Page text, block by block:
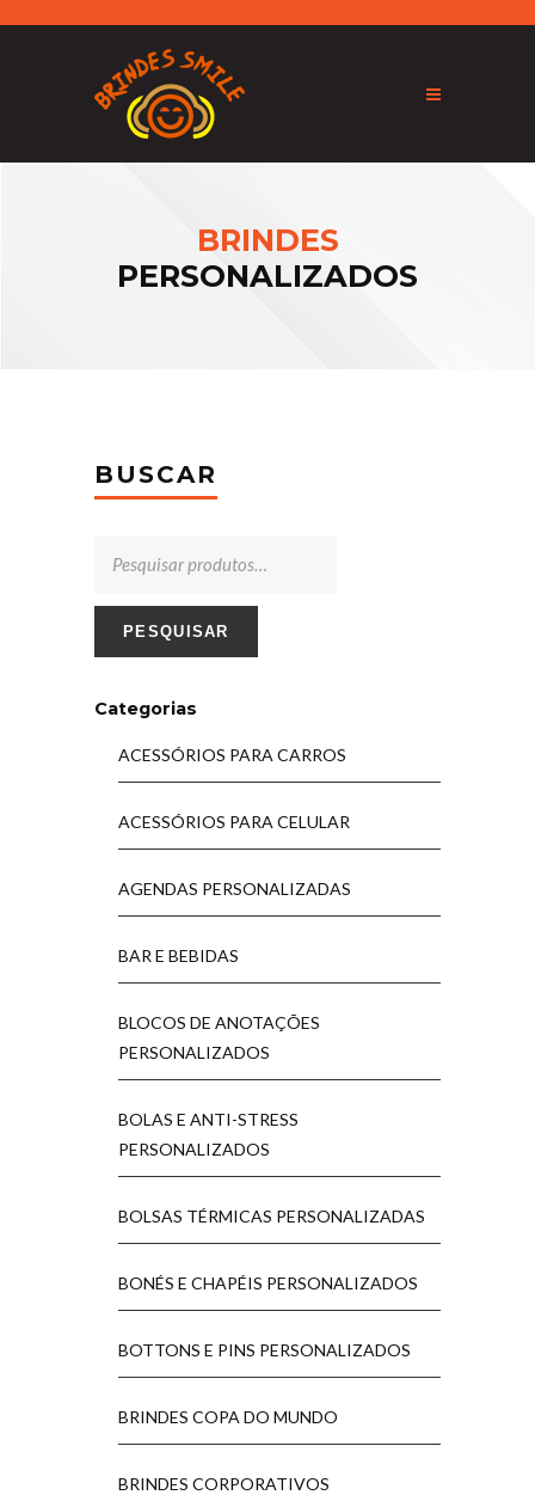
BRINDES
PERSONALIZADOS
BUSCAR
PESQUISAR
Categorias
ACESSÓRIOS PARA CARROS
ACESSÓRIOS PARA CELULAR
AGENDAS PERSONALIZADAS
BAR E BEBIDAS
BLOCOS DE ANOTAÇÕES
PERSONALIZADOS
BOLAS E ANTI-STRESS
PERSONALIZADOS
BOLSAS TÉRMICAS PERSONALIZADAS
BONÉS E CHAPÉIS PERSONALIZADOS
BOTTONS E PINS PERSONALIZADOS
BRINDES COPA DO MUNDO
BRINDES CORPORATIVOS